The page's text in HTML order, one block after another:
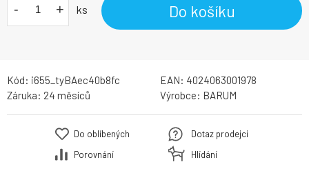
- + ks Do košíku
Kód: i655_tyBAec40b8fc EAN: 4024063001978
Záruka: 24 měsíců Výrobce: BARUM
Do oblíbených
Porovnání
Dotaz prodejci
Hlídání